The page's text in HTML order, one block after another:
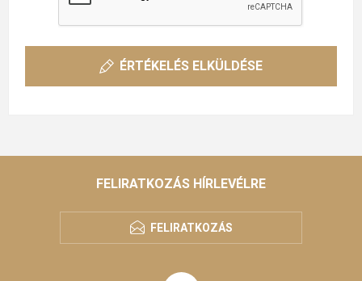
ÉRTÉKELÉS ELKÜLDÉSE
FELIRATKOZÁS HÍRLEVÉLRE
FELIRATKOZÁS